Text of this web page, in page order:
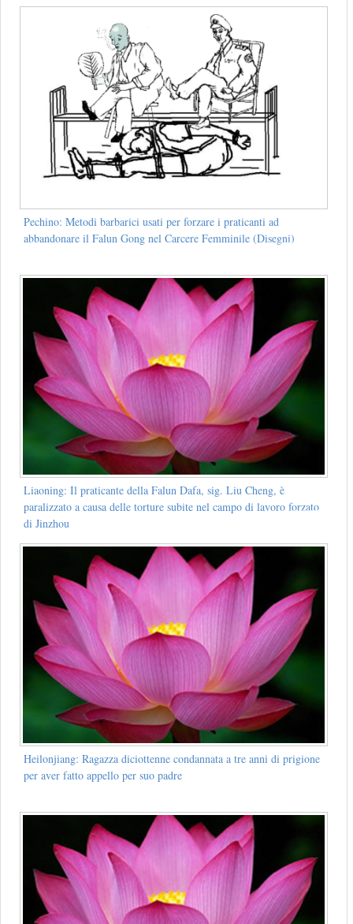
Pechino: Metodi barbarici usati per forzare i praticanti ad
abbandonare il Falun Gong nel Carcere Femminile (Disegni)
Liaoning: Il praticante della Falun Dafa, sig. Liu Cheng, è
paralizzato a causa delle torture subite nel campo di lavoro forzato
di Jinzhou
Heilonjiang: Ragazza diciottenne condannata a tre anni di prigione
per aver fatto appello per suo padre